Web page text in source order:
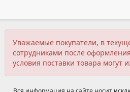
Уважаемые покупатели, в
сотрудниками после
условия поставки товара